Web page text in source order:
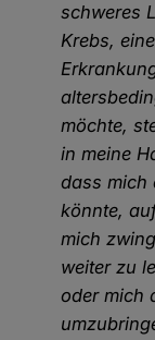
schweres
Krebs,
möchte,
in meine
dass mich
könnte,
mich
weiter zu
oder mich